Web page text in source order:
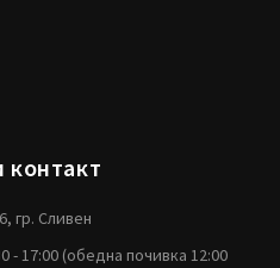
контакт
гр. Сливен
- 17:00 (обедна почивка 12:00